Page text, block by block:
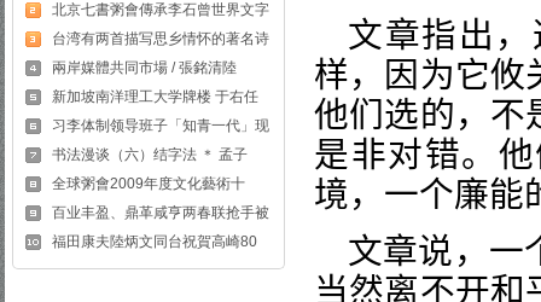
北京七書粥會傳承李石曾世界文字
台湾有两首描写思乡情怀的著名诗
兩岸媒體共同市場 / 張銘清陸
新加坡南洋理工大学牌楼 于右任
习李体制领导班子「知青一代」现
书法漫谈（六）结字法 ＊ 孟子
全球粥會2009年度文化藝術十
百业丰盈、鼎革咸亨两春联抢手被
福田康夫陸炳文同台祝賀高崎80
文章指出
样，因为它攸
他们选的，不
是非对错。
境，一个廉能
文章说，一
当然离不开和